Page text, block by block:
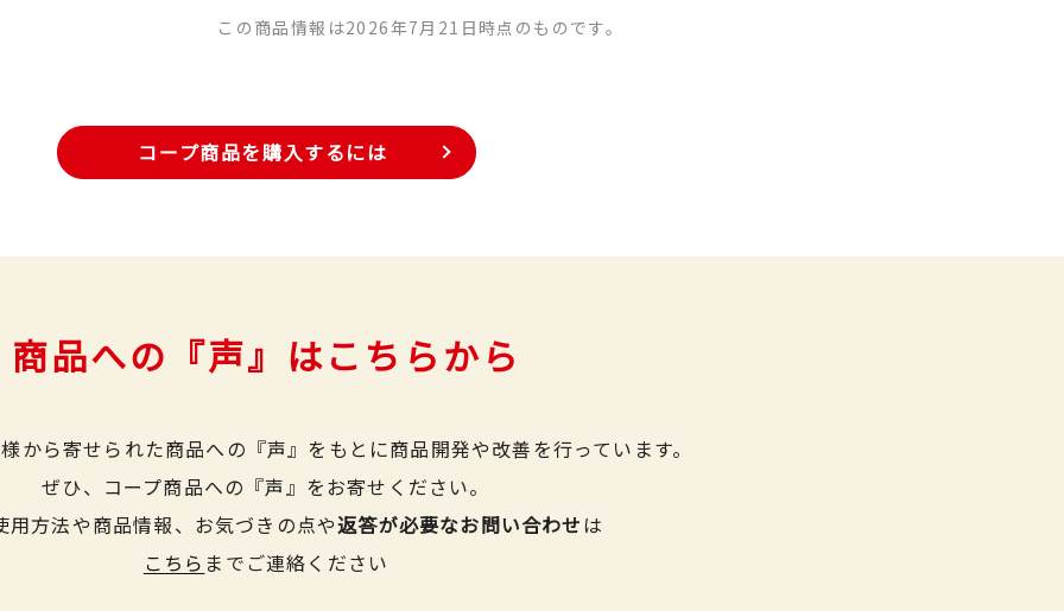
この商品情報は2026年7月21日時点のものです。
コープ商品を購入するには
商品への『声』はこちらから
から寄せられた商品への『声』をもとに商品開発や改善を行っています。
ぜひ、コープ商品への『声』をお寄せください。
用方法や商品情報、お気づきの点や返答が必要なお問い合わせは
こちら までご連絡ください